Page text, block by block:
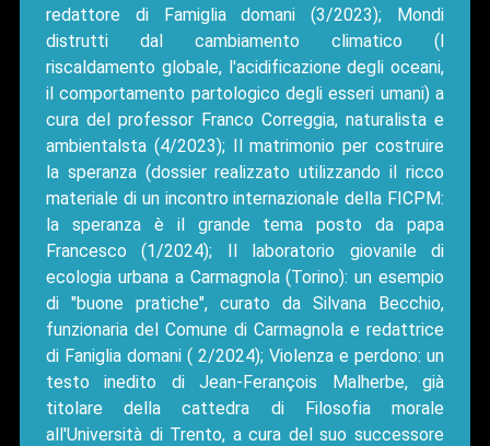
redattore di Famiglia domani (3/2023); Mondi
distrutti dal cambiamento climatico (l
riscaldamento globale, l'acidificazione degli oceani,
il comportamento partologico degli esseri umani) a
cura del professor Franco Correggia, naturalista e
ambientalsta (4/2023); Il matrimonio per costruire
la speranza (dossier realizzato utilizzando il ricco
materiale di un incontro internazionale della FICPM:
la speranza è il grande tema posto da papa
Francesco (1/2024); Il laboratorio giovanile di
ecologia urbana a Carmagnola (Torino): un esempio
di "buone pratiche", curato da Silvana Becchio,
funzionaria del Comune di Carmagnola e redattrice
di Faniglia domani ( 2/2024); Violenza e perdono: un
testo inedito di Jean-Ferançois Malherbe, già
titolare della cattedra di Filosofia morale
all'Università di Trento, a cura del suo successore